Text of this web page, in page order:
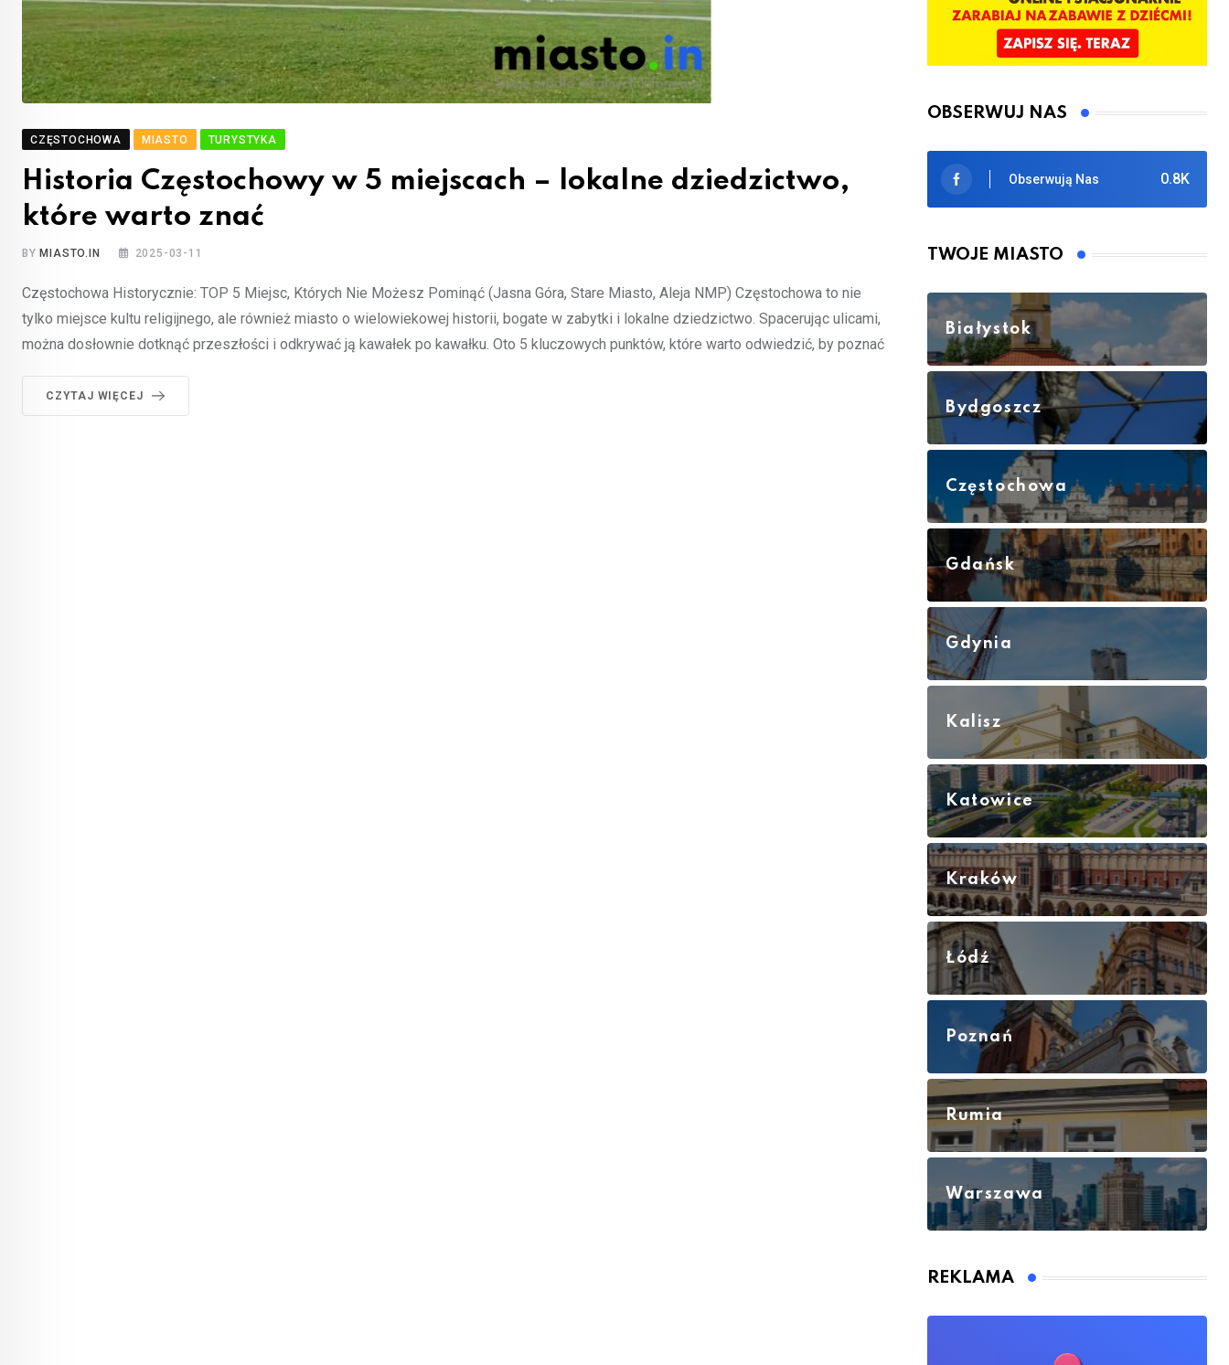
CZĘSTOCHOWA MIASTO TURYSTYKA
Historia Częstochowy w 5 miejscach – lokalne dziedzictwo,
które warto znać
BY MIASTO.IN 2025-03-11
Częstochowa Historycznie: TOP 5 Miejsc, Których Nie Możesz Pominąć (Jasna Góra, Stare Miasto, Aleja NMP) Częstochowa to nie
tylko miejsce kultu religijnego, ale również miasto o wielowiekowej historii, bogate w zabytki i lokalne dziedzictwo. Spacerując ulicami,
można dosłownie dotknąć przeszłości i odkrywać ją kawałek po kawałku. Oto 5 kluczowych punktów, które warto odwiedzić, by poznać
CZYTAJ WIĘCEJ
OBSERWUJ NAS
0.8K
Obserwują Nas
TWOJE MIASTO
Białystok
Bydgoszcz
Częstochowa
Gdańsk
Gdynia
Kalisz
Katowice
Kraków
Łódź
Poznań
Rumia
Warszawa
REKLAMA